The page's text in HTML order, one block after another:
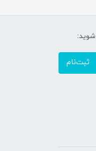
شوید:
ثبت‌نام